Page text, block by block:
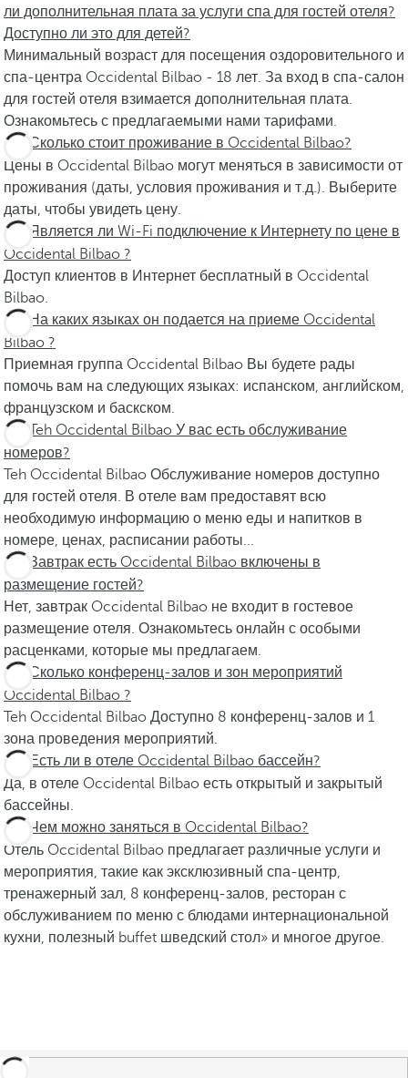
ли дополнительная плата за услуги спа для гостей отеля?
Доступно ли это для детей?
Минимальный возраст для посещения оздоровительного и
спа-центра Occidental Bilbao - 18 лет. За вход в спа-салон
для гостей отеля взимается дополнительная плата.
Ознакомьтесь с предлагаемыми нами тарифами.
Сколько стоит проживание в Occidental Bilbao?
Цены в Occidental Bilbao могут меняться в зависимости от
проживания (даты, условия проживания и т.д.). Выберите
даты, чтобы увидеть цену.
Является ли Wi-Fi подключение к Интернету по цене в
Occidental Bilbao ?
Доступ клиентов в Интернет бесплатный в Occidental
Bilbao.
На каких языках он подается на приеме Occidental
Bilbao ?
Приемная группа Occidental Bilbao Вы будете рады
помочь вам на следующих языках: испанском, английском,
французском и баскском.
Teh Occidental Bilbao У вас есть обслуживание
номеров?
Teh Occidental Bilbao Обслуживание номеров доступно
для гостей отеля. В отеле вам предоставят всю
необходимую информацию о меню еды и напитков в
номере, ценах, расписании работы...
Завтрак есть Occidental Bilbao включены в
размещение гостей?
Нет, завтрак Occidental Bilbao не входит в гостевое
размещение отеля. Ознакомьтесь онлайн с особыми
расценками, которые мы предлагаем.
Сколько конференц-залов и зон мероприятий
Occidental Bilbao ?
Teh Occidental Bilbao Доступно 8 конференц-залов и 1
зона проведения мероприятий.
Есть ли в отеле Occidental Bilbao бассейн?
Да, в отеле Occidental Bilbao есть открытый и закрытый
бассейны.
Чем можно заняться в Occidental Bilbao?
Отель Occidental Bilbao предлагает различные услуги и
мероприятия, такие как эксклюзивный спа-центр,
тренажерный зал, 8 конференц-залов, ресторан с
обслуживанием по меню с блюдами интернациональной
кухни, полезный buffet шведский стол» и многое другое.